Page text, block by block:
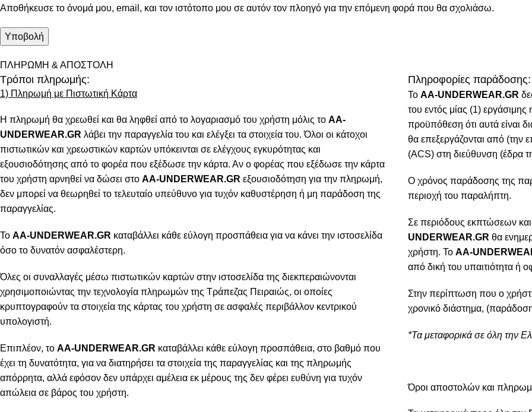
Αποθήκευσε το όνομά μου, email, και τον ιστότοπο μου σε αυτόν τον πλοηγό για την επόμενη φορά που θα σχολιάσω.
ΠΛΗΡΩΜΗ & ΑΠΟΣΤΟΛΗ
Τρόποι πληρωμής:
1) Πληρωμή με Πιστωτική Κάρτα
Η πληρωμή θα χρεωθεί και θα ληφθεί από το λογαριασμό του χρήστη μόλις το AA-
UNDERWEAR.GR λάβει την παραγγελία του και ελέγξει τα στοιχεία του. Όλοι οι κάτοχοι
πιστωτικών και χρεωστικών καρτών υπόκεινται σε ελέγχους εγκυρότητας και
εξουσιοδότησης από το φορέα που εξέδωσε την κάρτα. Αν ο φορέας που εξέδωσε την κάρτα
του χρήστη αρνηθεί να δώσει στο AA-UNDERWEAR.GR εξουσιοδότηση για την πληρωμή,
δεν μπορεί να θεωρηθεί το τελευταίο υπεύθυνο για τυχόν καθυστέρηση ή μη παράδοση της
παραγγελίας.
Το AA-UNDERWEAR.GR καταβάλλει κάθε εύλογη προσπάθεια για να κάνει την ιστοσελίδα
όσο το δυνατόν ασφαλέστερη.
Όλες οι συναλλαγές μέσω πιστωτικών καρτών στην ιστοσελίδα της διεκπεραιώνονται
χρησιμοποιώντας την τεχνολογία πληρωμών της Τράπεζας Πειραιώς, οι οποίες
κρυπτογραφούν τα στοιχεία της κάρτας του χρήστη σε ασφαλές περιβάλλον κεντρικού
υπολογιστή.
Επιπλέον, το AA-UNDERWEAR.GR καταβάλλει κάθε εύλογη προσπάθεια, στο βαθμό που
έχει τη δυνατότητα, για να διατηρήσει τα στοιχεία της παραγγελίας και της πληρωμής
απόρρητα, αλλά εφόσον δεν υπάρχει αμέλεια εκ μέρους της δεν φέρει ευθύνη για τυχόν
απώλεια σε βάρος του χρήστη.
Πληροφορίες παράδοσης:
To AA-UNDERWEAR.GR
του εντός μίας (1)
προϋπόθεση ότι αυτά είναι
θα επεξεργάζονται από (την
(ACS) στη διεύθυνση (έδρα
Ο χρόνος παράδοσης της
περιοχή του παραλήπτη.
Σε περιόδους εκπτώσεων
UNDERWEAR.GR θα
χρήστη. Το AA-
από δική του υπαιτιότητα ή
Στην περίπτωση που ο
χρονικό διάστημα,
*Τα μεταφορικά σε όλη την
Όροι αποστολών και